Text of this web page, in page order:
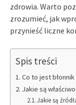
zdrowia. Warto
zrozumieć, jak
przynieść liczne
Spis treści
Co to jest
Jakie są
Jakie są